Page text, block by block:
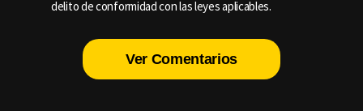
delito de conformidad con las leyes aplicables.
Ver Comentarios